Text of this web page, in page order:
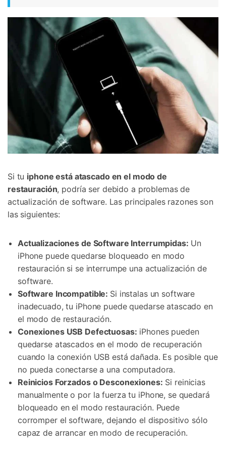
Si tu iphone está atascado en el modo de
restauración, podría ser debido a problemas de
actualización de software. Las principales razones son
las siguientes:
Actualizaciones de Software Interrumpidas: Un
iPhone puede quedarse bloqueado en modo
restauración si se interrumpe una actualización de
software.
Software Incompatible: Si instalas un software
inadecuado, tu iPhone puede quedarse atascado en
el modo de restauración.
Conexiones USB Defectuosas: iPhones pueden
quedarse atascados en el modo de recuperación
cuando la conexión USB está dañada. Es posible que
no pueda conectarse a una computadora.
Reinicios Forzados o Desconexiones: Si reinicias
manualmente o por la fuerza tu iPhone, se quedará
bloqueado en el modo restauración. Puede
corromper el software, dejando el dispositivo sólo
capaz de arrancar en modo de recuperación.